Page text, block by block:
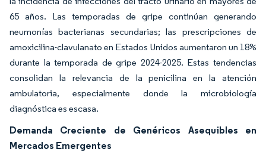
65 años. Las temporadas de gripe continúan generando
neumonías bacterianas secundarias; las prescripciones de
amoxicilina-clavulanato en Estados Unidos aumentaron un 18%
durante la temporada de gripe 2024-2025. Estas tendencias
consolidan la relevancia de la penicilina en la atención
ambulatoria, especialmente donde la microbiología
diagnóstica es escasa.
Demanda Creciente de Genéricos Asequibles en
Mercados Emergentes